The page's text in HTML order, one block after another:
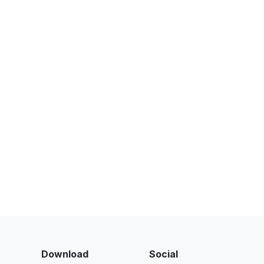
Download Social